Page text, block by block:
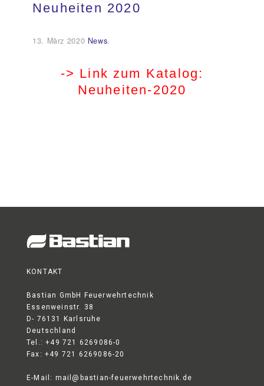
Neuheiten 2020
13. März 2020 News.
-> Link zum Katalog:
Neuheiten-2020
KONTAKT
Bastian GmbH Feuerwehrtechnik
Essenweinstr. 38
D- 76131 Karlsruhe
Deutschland
Tel.: +49 721 6269086-0
Fax: +49 721 6269086-20
E-Mail: mail@bastian-feuerwehrtechnik.de